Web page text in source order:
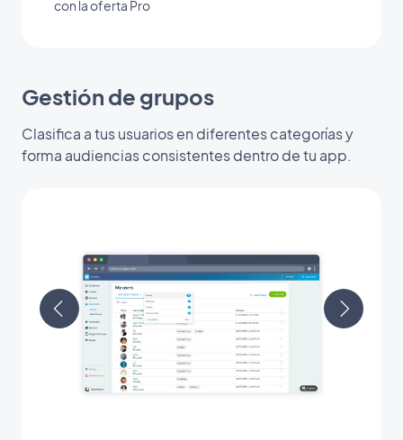
con la oferta Pro
Gestión de grupos
Clasifica a tus usuarios en diferentes categorías y
forma audiencias consistentes dentro de tu app.